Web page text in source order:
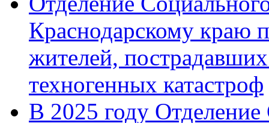
Краснодарскому краю
жителей,
техногенных катастроф
В 2025 году